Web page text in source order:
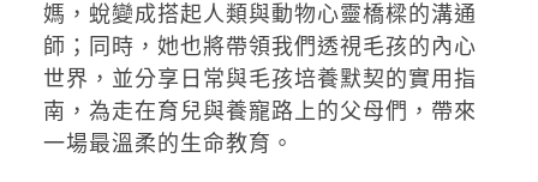
媽，蛻變成搭起人類與動物心靈橋樑的溝通
師；同時，她也將帶領我們透視毛孩的內心
世界，並分享日常與毛孩培養默契的實用指
南，為走在育兒與養寵路上的父母們，帶來
一場最溫柔的生命教育。